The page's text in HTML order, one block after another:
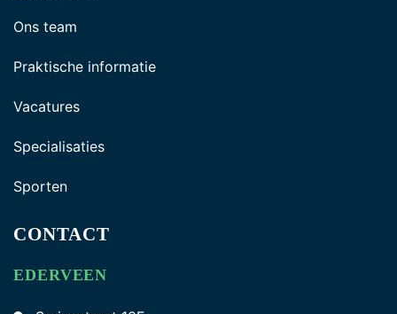
Ons team
Praktische informatie
Vacatures
Specialisaties
Sporten
CONTACT
EDERVEEN